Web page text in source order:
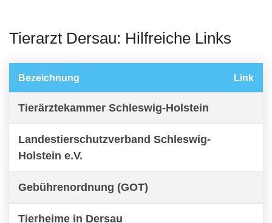
Tierarzt Dersau: Hilfreiche Links
Bezeichnung Link
Tierärztekammer Schleswig-Holstein
Landestierschutzverband Schleswig-
Holstein e.V.
Gebührenordnung (GOT)
Tierheime in Dersau